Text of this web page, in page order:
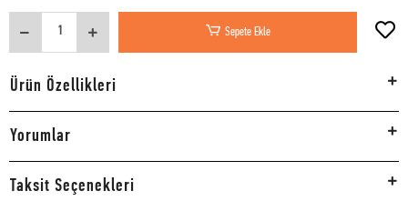
Sepete Ekle
Ürün Özellikleri
Yorumlar
Taksit Seçenekleri